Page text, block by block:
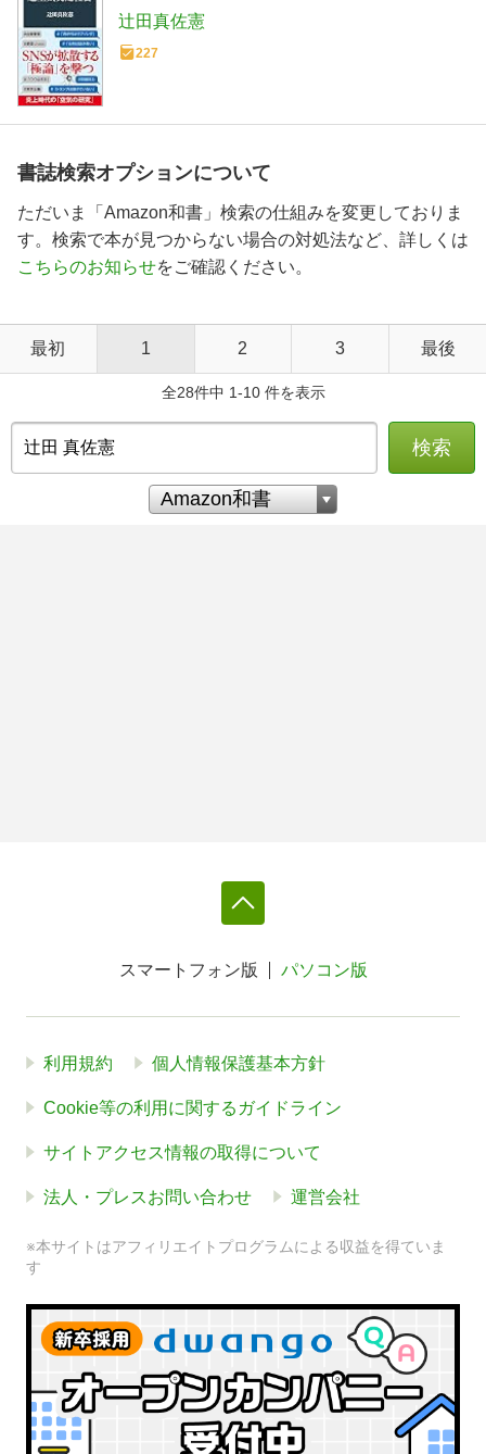
辻田真佐憲
227
書誌検索オプションについて
ただいま「Amazon和書」検索の仕組みを変更しておりま
す。検索で本が見つからない場合の対処法など、詳しくは
こちらのお知らせをご確認ください。
最初 1 2 3 最後
全28件中 1-10 件を表示
検索
スマートフォン版 パソコン版
利用規約 個人情報保護基本方針
Cookie等の利用に関するガイドライン
サイトアクセス情報の取得について
法人・プレスお問い合わせ 運営会社
※本サイトはアフィリエイトプログラムによる収益を得ていま
す